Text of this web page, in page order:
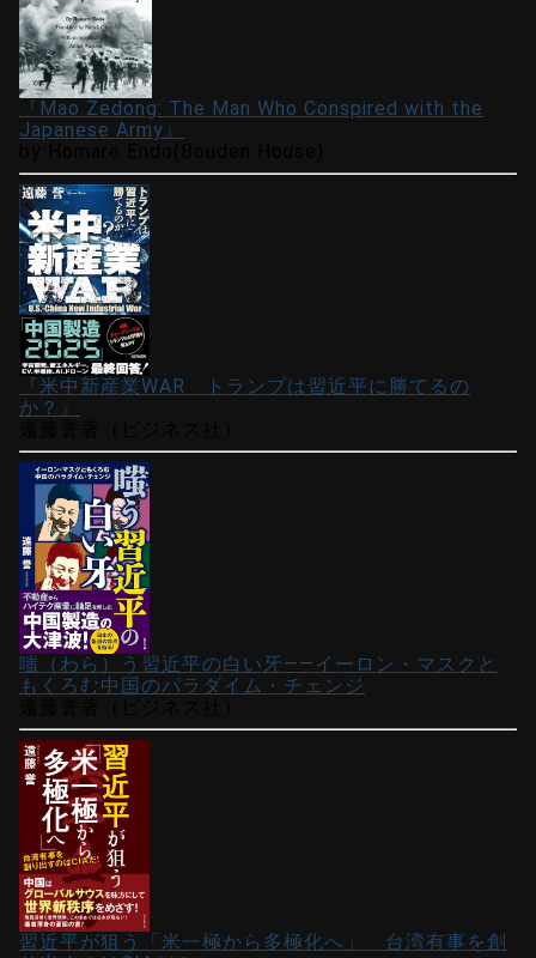
『Mao Zedong: The Man Who Conspired with the
Japanese Army』
『米中新産業WAR トランプは習近平に勝てるの
か？』
嗤（わら）う習近平の白い牙――イーロン・マスクと
もくろむ中国のパラダイム・チェンジ
習近平が狙う「米一極から多極化へ」 台湾有事を創